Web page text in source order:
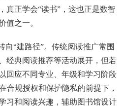
真正学会“读书”，这也正是数智
值之一。
向“建路径”。传统阅读推广常围
经典阅读推荐等活动展开，但若
回应不同专业、年级和学习阶段
合规授权和保护隐私的前提下，
习和阅读兴趣，辅助图书馆设计